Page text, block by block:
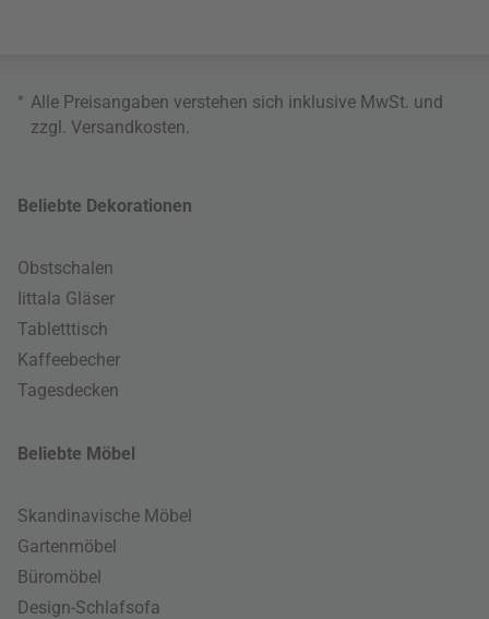
* Alle Preisangaben verstehen sich inklusive MwSt. und
zzgl. Versandkosten
Beliebte Dekorationen
Obstschalen
Iittala Gläser
Tabletttisch
Kaffeebecher
Tagesdecken
Beliebte Möbel
Skandinavische Möbel
Gartenmöbel
Büromöbel
Design-Schlafsofa